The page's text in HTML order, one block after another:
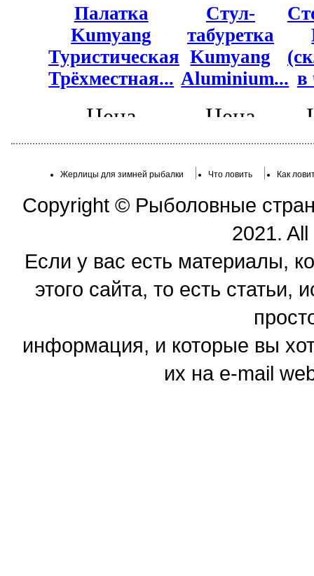
Жерлицы для зимней рыбалки Что ловить Как
Copyright © Рыболовные
2021.
Если у вас есть материалы,
этого сайта, то есть
информация, и которые вы
их на e-mail